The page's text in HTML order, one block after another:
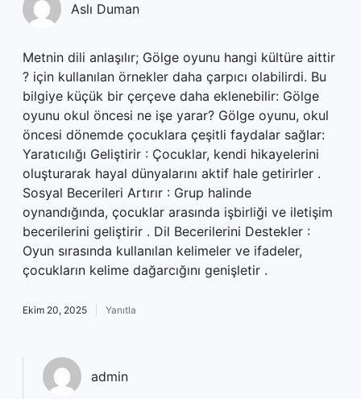
Aslı Duman
Metnin dili anlaşılır; Gölge oyunu hangi kültüre aittir
? için kullanılan örnekler daha çarpıcı olabilirdi. Bu
bilgiye küçük bir çerçeve daha eklenebilir: Gölge
oyunu okul öncesi ne işe yarar? Gölge oyunu, okul
öncesi dönemde çocuklara çeşitli faydalar sağlar:
Yaratıcılığı Geliştirir : Çocuklar, kendi hikayelerini
oluşturarak hayal dünyalarını aktif hale getirirler .
Sosyal Becerileri Artırır : Grup halinde
oynandığında, çocuklar arasında işbirliği ve iletişim
becerilerini geliştirir . Dil Becerilerini Destekler :
Oyun sırasında kullanılan kelimeler ve ifadeler,
çocukların kelime dağarcığını genişletir .
Ekim 20, 2025 Yanıtla
admin